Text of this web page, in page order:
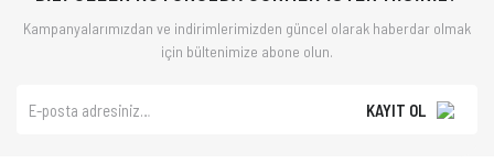
Kampanyalarımızdan ve indirimlerimizden güncel olarak haberdar olmak
için bültenimize abone olun.
KAYIT OL